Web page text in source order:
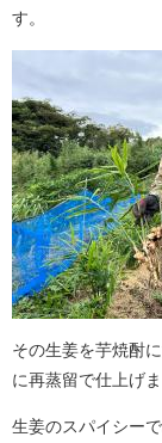
す。
その生姜を芋焼酎
に再蒸留で仕上げま
生姜のスパイシー